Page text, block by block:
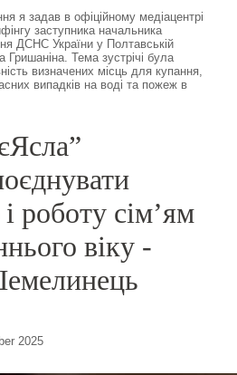
я задав в офіційному медіацентрі
заступника начальника
ДСНС України у Полтавській
Гришаніна. Тема зустрічі була
визначених місць для купання,
випадків на воді та пожеж в
і роботу сім’ям
віку -
2025